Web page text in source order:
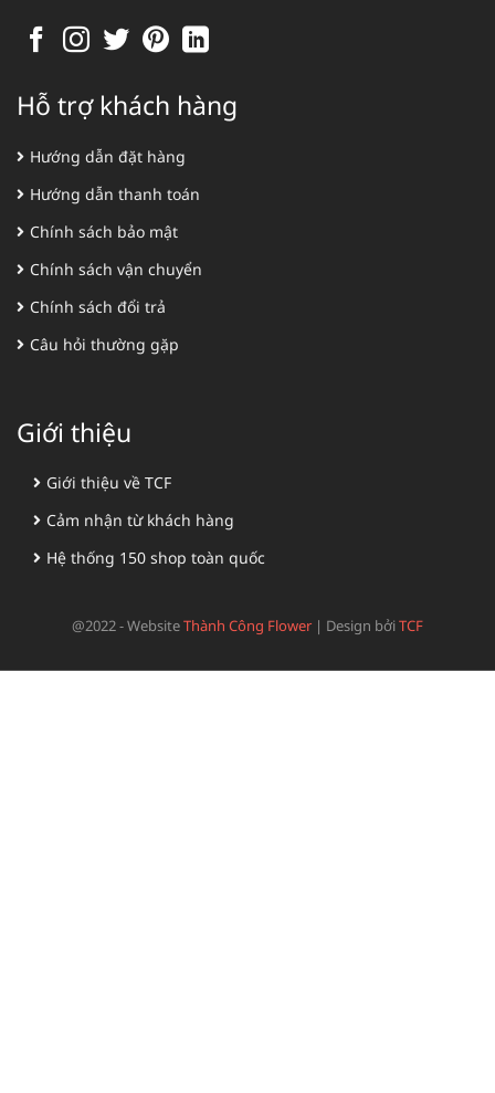
Hỗ trợ khách hàng
Hướng dẫn đặt hàng
Hướng dẫn thanh toán
Chính sách bảo mật
Chính sách vận chuyển
Chính sách đổi trả
Câu hỏi thường gặp
Giới thiệu
Giới thiệu về TCF
Cảm nhận từ khách hàng
Hệ thống 150 shop toàn quốc
@2022 - WebsiteThành Công Flower | Design bởiTCF